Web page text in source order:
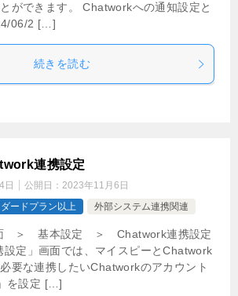
ができます。 Chatworkへの通知設定と
06/2 […]
続きを読む
連携設定
日 公開日： 2023年11月6日
ードプラン以上 外部システム連携関連
＞ 基本設定 ＞ Chatwork連携設定
定」画面では、マイスピーとChatwork
要な連携したいChatworkのアカウント
を設定 […]